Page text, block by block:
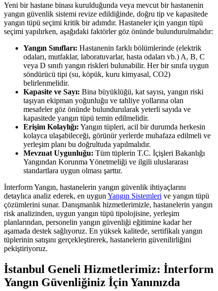
Yeni bir hastane binası kurulduğunda veya mevcut bir hastanenin
yangın güvenlik sistemi revize edildiğinde, doğru tip ve kapasitede
yangın tüpü seçimi kritik bir adımdır. Hastaneler için yangın tüpü
seçimi yapılırken, aşağıdaki faktörler göz önünde bulundurulmalıdır:
Yangın Sınıfları: Hastanenin farklı bölümlerinde (elektrik
odaları, mutfaklar, laboratuvarlar, hasta odaları vb.) A, B, C
veya D sınıfı yangın riskleri bulunabilir. Her bir sınıfa uygun
söndürücü tipi (su, köpük, kuru kimyasal, CO2)
belirlenmelidir.
Kapasite ve Sayı: Bina büyüklüğü, kat sayısı, yangın riski
taşıyan ekipman yoğunluğu ve tahliye yollarına olan
mesafeler göz önünde bulundurularak yeterli sayıda ve
kapasitede yangın tüpü temin edilmelidir.
Erişim Kolaylığı: Yangın tüpleri, acil bir durumda herkesin
kolayca ulaşabileceği, görünür yerlerde muhafaza edilmeli ve
yerleşim planı bu doğrultuda yapılmalıdır.
Mevzuat Uygunluğu: Tüm tüplerin T.C. İçişleri Bakanlığı
Yangından Korunma Yönetmeliği ve ilgili uluslararası
standartlara uygun olması şarttır.
İnterform Yangın, hastanelerin yangın güvenlik ihtiyaçlarını
detaylıca analiz ederek, en uygun Yangın Sistemleri ve yangın tüpü
çözümlerini sunar. Danışmanlık hizmetlerimizle, hastanelerin yangın
risk analizinden, uygun yangın tüpü tipolojisine, yerleşim
planlarından, personelin yangın güvenliği eğitimine kadar her
aşamada destek sağlıyoruz. En yüksek kalitede, sertifikalı yangın
tüplerinin satışını gerçekleştirerek, hastanelerin güvenilirliğini
pekiştiriyoruz.
İstanbul Geneli Hizmetlerimiz: İnterform
Yangın Güvenliğiniz İçin Yanınızda